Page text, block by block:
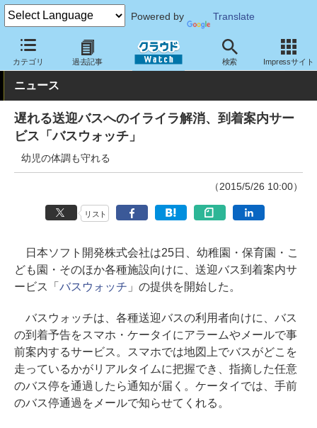
Powered by Translate
カテゴリ 過去記事 検索 Impressサイト
クラウド Watch サービス・ソフト サービス 業務関連
ニュース
遅れる送迎バスへのイライラ解消、到着案内サー
ビス「バスウォッチ」
幼児の体調も守れる
（2015/5/26 10:00）
リスト
日本ソフト開発株式会社は25日、幼稚園・保育園・こ
ども園・そのほか各種施設向けに、送迎バス到着案内サ
ービス「 バスウォッチ 」の提供を開始した。
バスウォッチは、各種送迎バスの利用者向けに、バス
の到着予告をスマホ・ケータイにアラームやメールで事
前案内するサービス。スマホでは地図上でバスがどこを
走っているかがリアルタイムに把握でき、指摘した任意
のバス停を通過したら通知が届く。ケータイでは、手前
のバス停通過をメールで知らせてくれる。